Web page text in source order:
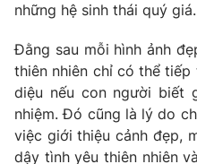
những hệ sinh thái quý giá.
Đằng sau mỗi hình ảnh
thiên nhiên chỉ có thể
diệu nếu con người biết
nhiệm. Đó cũng là lý do
việc giới thiệu cảnh đẹp,
dậy tình yêu thiên nhiên